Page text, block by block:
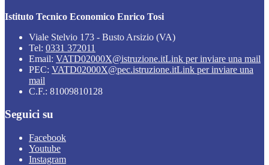
Istituto Tecnico Economico Enrico Tosi
Viale Stelvio 173 - Busto Arsizio (VA)
Tel: 0331 372011
Email: VATD02000X@istruzione.itLink per inviare una mail
PEC: VATD02000X@pec.istruzione.itLink per inviare una
mail
C.F.: 81009810128
Seguici su
Facebook
Youtube
Instagram